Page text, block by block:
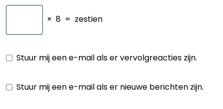
× 8 = zestien
Stuur mij een e-mail als er vervolgreacties zijn.
Stuur mij een e-mail als er nieuwe berichten zijn.